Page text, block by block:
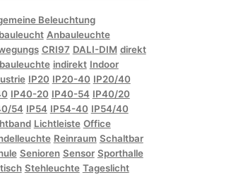
Beleuchtung
Anbauleuchte
CRI97 DALI-DIM direkt
indirekt Indoor
IP20 IP20-40 IP20/40
IP40-20 IP40-54 IP40/20
54 IP54 IP54-40 IP54/40
Lichtleiste Office
Reinraum Schaltbar
Senioren Sensor Sporthalle
Stehleuchte Tageslicht